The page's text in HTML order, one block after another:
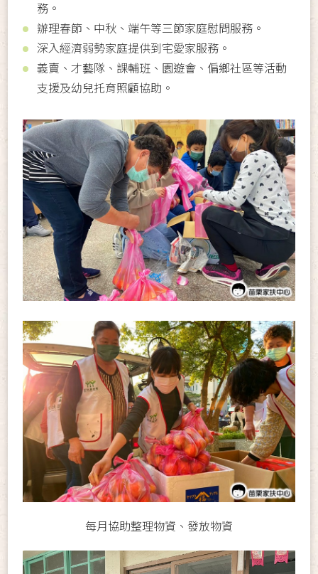
務。
辦理春節、中秋、端午等三節家庭慰問服務。
深入經濟弱勢家庭提供到宅愛家服務。
義賣、才藝隊、課輔班、園遊會、偏鄉社區等活動
支援及幼兒托育照顧協助。
每月協助整理物資、發放物資